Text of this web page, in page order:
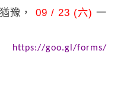
豫， 09 / 23 (六) 一
https://goo.gl/forms/